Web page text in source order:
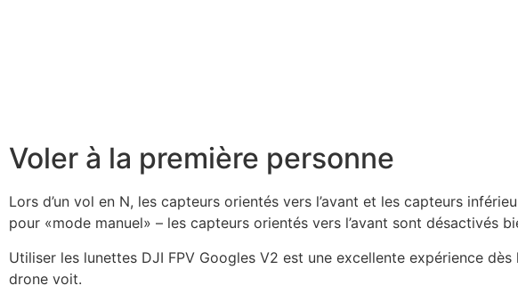
Voler à la première personne
Lors d’un vol en N, les capteurs orientés vers l’avant et les capteurs
pour «mode manuel» – les capteurs orientés vers l’avant sont désactivés
Utiliser les lunettes DJI FPV Googles V2 est une excellente expérience
drone voit.